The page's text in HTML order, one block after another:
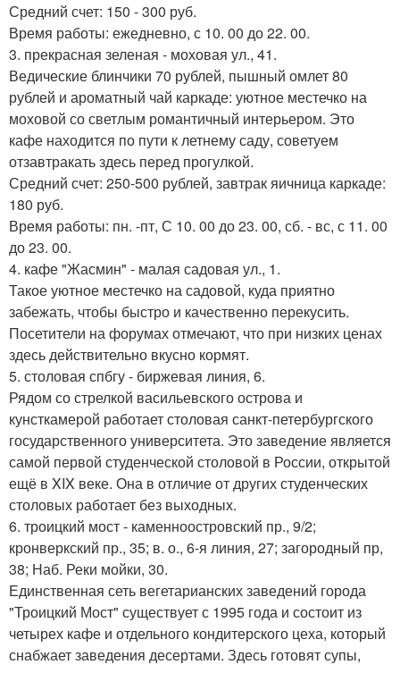
Средний счет: 150 - 300 руб.
Время работы: ежедневно, с 10. 00 до 22. 00.
3. прекрасная зеленая - моховая ул., 41.
Ведические блинчики 70 рублей, пышный омлет 80
рублей и ароматный чай каркаде: уютное местечко на
моховой со светлым романтичный интерьером. Это
кафе находится по пути к летнему саду, советуем
отзавтракать здесь перед прогулкой.
Средний счет: 250-500 рублей, завтрак яичница каркаде:
180 руб.
Время работы: пн. -пт, С 10. 00 до 23. 00, сб. - вс, с 11. 00
до 23. 00.
4. кафе "Жасмин" - малая садовая ул., 1.
Такое уютное местечко на садовой, куда приятно
забежать, чтобы быстро и качественно перекусить.
Посетители на форумах отмечают, что при низких ценах
здесь действительно вкусно кормят.
5. столовая спбгу - биржевая линия, 6.
Рядом со стрелкой васильевского острова и
кунсткамерой работает столовая санкт-петербургского
государственного университета. Это заведение является
самой первой студенческой столовой в России, открытой
ещё в XIX веке. Она в отличие от других студенческих
столовых работает без выходных.
6. троицкий мост - каменноостровский пр., 9/2;
кронверкский пр., 35; в. о., 6-я линия, 27; загородный пр,
38; Наб. Реки мойки, 30.
Единственная сеть вегетарианских заведений города
"Троицкий Мост" существует с 1995 года и состоит из
четырех кафе и отдельного кондитерского цеха, который
снабжает заведения десертами. Здесь готовят супы,